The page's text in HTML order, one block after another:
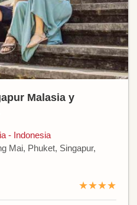
Malasia y
- Indonesia
Mai, Phuket, Singapur,
★★★★